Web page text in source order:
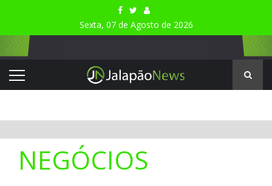
Sexta, 07 de Agosto de 2026
NEGÓCIOS